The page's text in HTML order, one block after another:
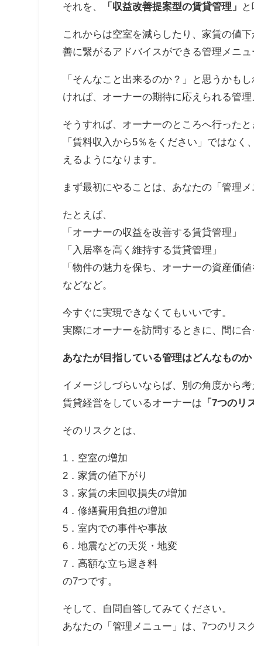
それを、 「収益改善提案型の賃貸管理」
これからは空室を減らしたり、家賃の値
善に繋がるアドバイスができる管理メニュ
「そんなこと出来るのか？」と思うかも
ければ、オーナーの期待に応えられる管
そうすれば、オーナーのところへ行ったと
「賃料収入から5％をください」ではな
えるようになります。
まず最初にやることは、あなたの「管理
たとえば、
「オーナーの収益を改善する賃貸管理」
「入居率を高く維持する賃貸管理」
「物件の魅力を保ち、オーナーの資産価値
などなど。
今すぐに実現できなくてもいいです。
実際にオーナーを訪問するときに、間に合
あなたが目指している管理はどんなものか
イメージしづらいならば、別の角度から考
賃貸経営をしているオーナーは 「7つのリ
そのリスクとは、
1．空室の増加
2．家賃の値下がり
3．家賃の未回収損失の増加
4．修繕費用負担の増加
5．室内での事件や事故
6．地震などの天災・地変
7．高額な立ち退き料
の7つです。
そして、自問自答してみてください。
あなたの「管理メニュー」は、7つのリス